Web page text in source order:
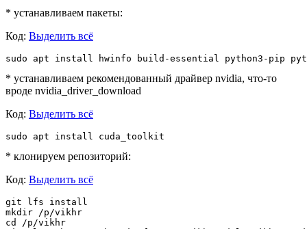
* устанавливаем пакеты:
Код: Выделить всё
* устанавливаем рекомендованный драйвер nvidia, что-то
вроде nvidia_driver_download
Код: Выделить всё
* клонируем репозиторий:
Код: Выделить всё
git lfs install
mkdir /p/vikhr
cd /p/vikhr